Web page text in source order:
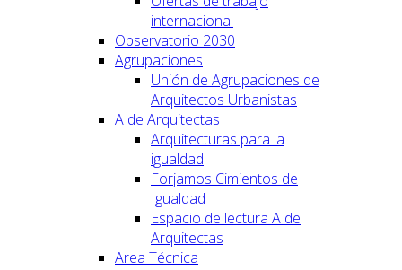
internacional
Observatorio 2030
Agrupaciones
Unión de Agrupaciones de
Arquitectos Urbanistas
A de Arquitectas
Arquitecturas para la
igualdad
Forjamos Cimientos de
Igualdad
Espacio de lectura A de
Arquitectas
Area Técnica